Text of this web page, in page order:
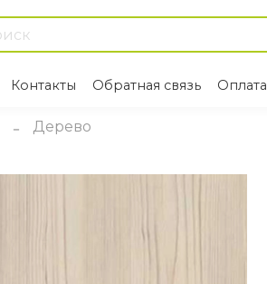
Контакты Обратная связь Оплата
Дерево